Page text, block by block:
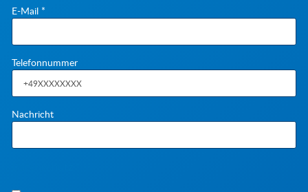
Pflichtfeld
E-Mail *
Telefonnummer
Nachricht